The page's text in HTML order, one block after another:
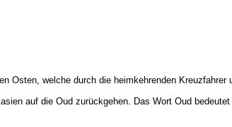
welche durch die heimkehrenden Kreuzfahrer
auf die Oud zurückgehen. Das Wort Oud